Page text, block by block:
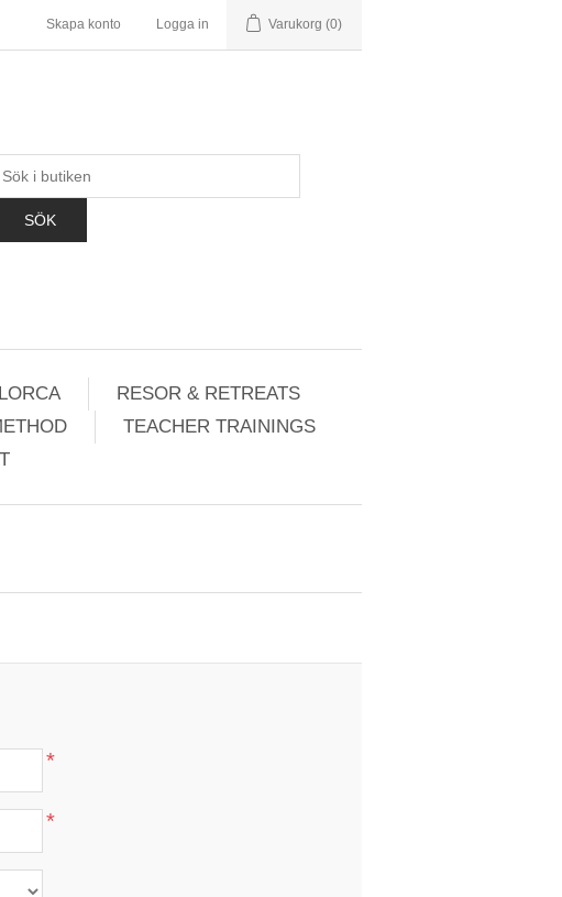
Skapa konto Logga in Varukorg (0)
RESOR & RETREATS
TEACHER TRAININGS
*
*